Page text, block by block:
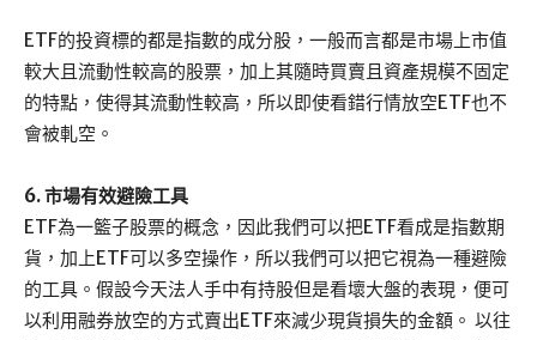
ETF的投資標的都是指數的成分股，一般而言都是市場上市值
較大且流動性較高的股票，加上其隨時買賣且資產規模不固定
的特點，使得其流動性較高，所以即使看錯行情放空ETF也不
會被軋空。
6. 市場有效避險工具
ETF為一籃子股票的概念，因此我們可以把ETF看成是指數期
貨，加上ETF可以多空操作，所以我們可以把它視為一種避險
的工具。假設今天法人手中有持股但是看壞大盤的表現，便可
以利用融券放空的方式賣出ETF來減少現貨損失的金額。 以往